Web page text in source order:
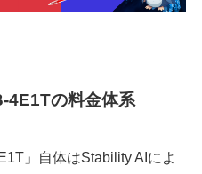
の料金体系
」自体はStability AIによ